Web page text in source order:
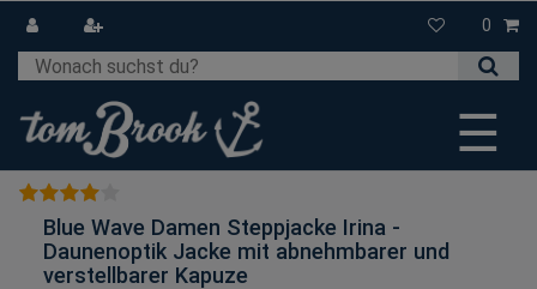
0
☰
Blue Wave Damen Steppjacke Irina -
Daunenoptik Jacke mit abnehmbarer und
verstellbarer Kapuze